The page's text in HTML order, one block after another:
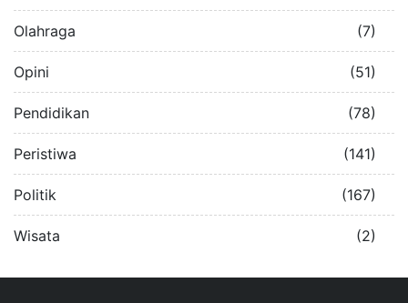
Olahraga (7)
Opini (51)
Pendidikan (78)
Peristiwa (141)
Politik (167)
Wisata (2)